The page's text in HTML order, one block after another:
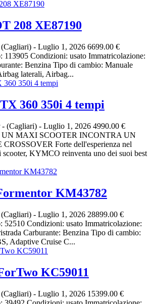
208 XE87190
- Luglio 1, 2026 6699.00 €
113905 Condizioni: usato Immatricolazione:
Benzina Tipo di cambio: Manuale
laterali, Airbag...
360 350i 4 tempi
- (Cagliari) - Luglio 1, 2026 4990.00 €
MAXI SCOOTER INCONTRA UN
Forte dell'esperienza nel
scooter, KYMCO reinventa uno dei suoi best
KM43782
- Luglio 1, 2026 28899.00 €
52510 Condizioni: usato Immatricolazione:
Carburante: Benzina Tipo di cambio:
Adaptive Cruise C...
KC59011
- Luglio 1, 2026 15399.00 €